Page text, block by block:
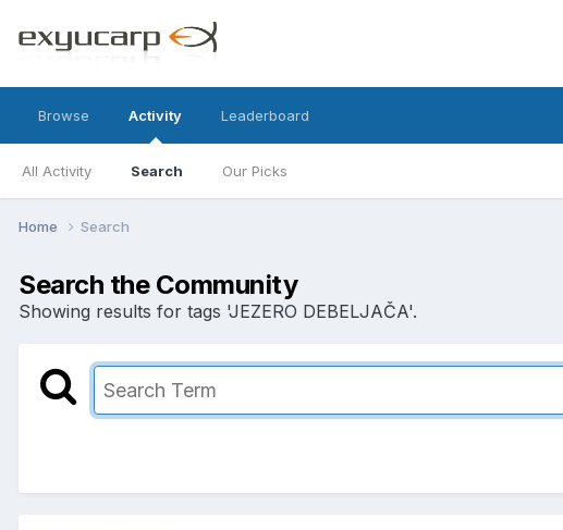
Browse Activity
All Activity Search Our Picks
Leaderboard
Home Search
Search the Community
Showing results for tags 'JEZERO DEBELJAČA'.